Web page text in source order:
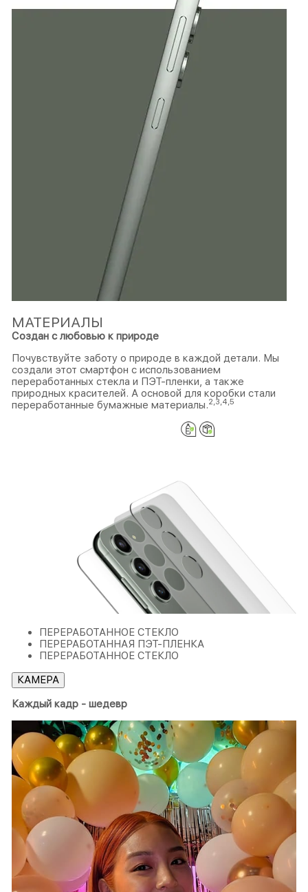
МАТЕРИАЛЫ
Создан с любовью к природе
Почувствуйте заботу о природе в каждой детали. Мы
создали этот смартфон с использованием
переработанных стекла и ПЭТ-пленки, а также
природных красителей. А основой для коробки стали
переработанные бумажные материалы.2,3,4,5
ПЕРЕРАБОТАННОЕ СТЕКЛО
ПЕРЕРАБОТАННАЯ ПЭТ-ПЛЕНКА
ПЕРЕРАБОТАННОЕ СТЕКЛО
КАМЕРА
Каждый кадр - шедевр